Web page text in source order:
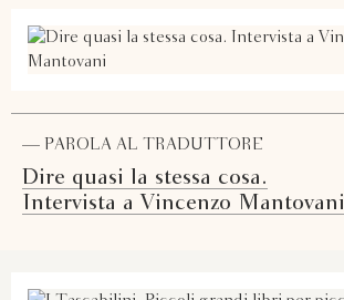
— PAROLA AL TRADUTTORE
Dire quasi la stessa cosa.
Intervista a Vincenzo Mantovani